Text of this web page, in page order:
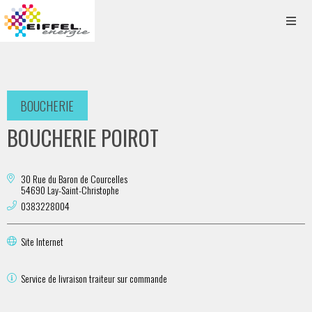
BOUCHERIE
BOUCHERIE POIROT
30 Rue du Baron de Courcelles
54690 Lay-Saint-Christophe
0383228004
Site Internet
Service de livraison traiteur sur commande